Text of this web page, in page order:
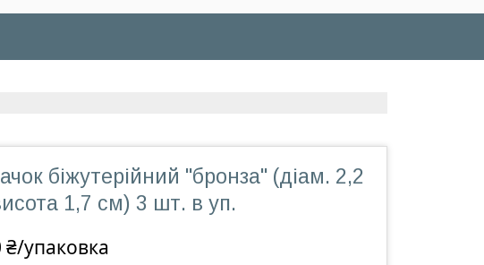
біжутерійний "бронза" (діам. 2,2
1,7 см) 3 шт. в уп.
₴/упаковка